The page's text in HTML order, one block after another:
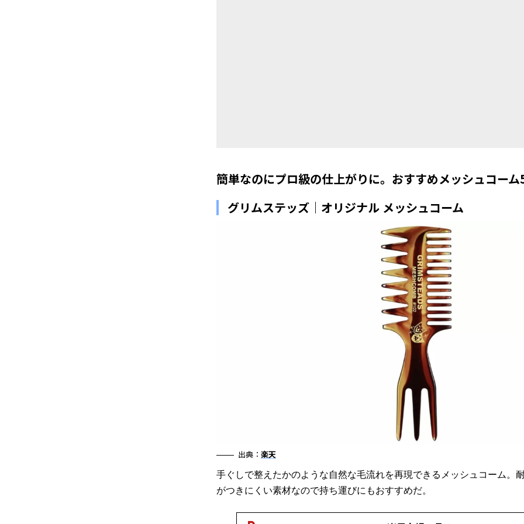
簡単なのにプロ級の仕上がりに。おすすめメッシュコーム
グリムステッズ｜オリジナル メッシュコーム
出典： 楽天
手ぐしで整えたかのような自然な毛流れを再現できるメッシュコーム。
がつきにくい素材なので持ち運びにもおすすめだ。